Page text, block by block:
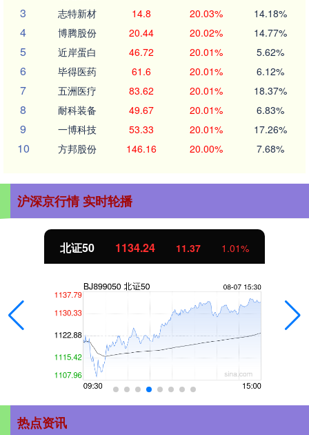
3 志特新材 14.8 20.03% 14.18%
4 博腾股份 20.44 20.02% 14.77%
5 近岸蛋白 46.72 20.01% 5.62%
6 毕得医药 61.6 20.01% 6.12%
7 五洲医疗 83.62 20.01% 18.37%
8 耐科装备 49.67 20.01% 6.83%
9 一博科技 53.33 20.01% 17.26%
10 方邦股份 146.16 20.00% 7.68%
沪深京行情 实时轮播
北证50 1134.24 11.37 1.01%
热点资讯